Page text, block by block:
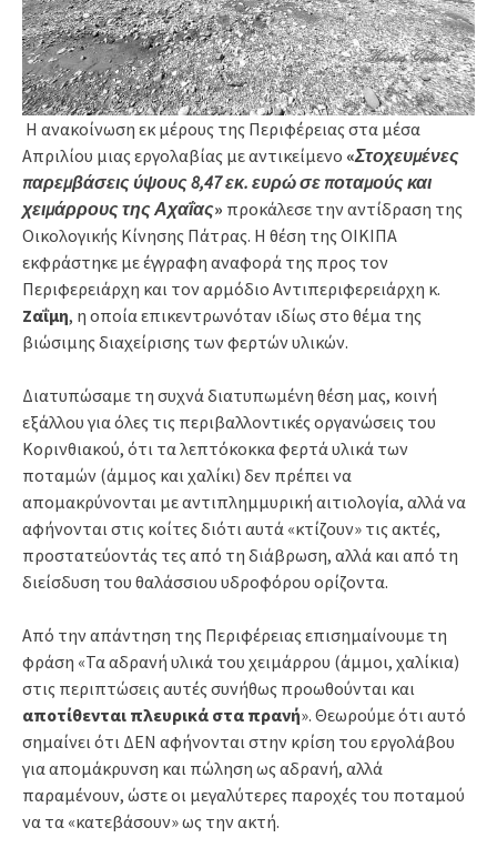
Η ανακοίνωση εκ μέρους της Περιφέρειας στα μέσα
Απριλίου μιας εργολαβίας με αντικείμενο «Στοχευμένες
παρεμβάσεις ύψους 8,47 εκ. ευρώ σε ποταμούς και
χειμάρρους της Αχαΐας» προκάλεσε την αντίδραση της
Οικολογικής Κίνησης Πάτρας. Η θέση της ΟΙΚΙΠΑ
εκφράστηκε με έγγραφη αναφορά της προς τον
Περιφερειάρχη και τον αρμόδιο Αντιπεριφερειάρχη κ.
Ζαΐμη, η οποία επικεντρωνόταν ιδίως στο θέμα της
βιώσιμης διαχείρισης των φερτών υλικών.
Διατυπώσαμε τη συχνά διατυπωμένη θέση μας, κοινή
εξάλλου για όλες τις περιβαλλοντικές οργανώσεις του
Κορινθιακού, ότι τα λεπτόκοκκα φερτά υλικά των
ποταμών (άμμος και χαλίκι) δεν πρέπει να
απομακρύνονται με αντιπλημμυρική αιτιολογία, αλλά να
αφήνονται στις κοίτες διότι αυτά «κτίζουν» τις ακτές,
προστατεύοντάς τες από τη διάβρωση, αλλά και από τη
διείσδυση του θαλάσσιου υδροφόρου ορίζοντα.
Από την απάντηση της Περιφέρειας επισημαίνουμε τη
φράση «Τα αδρανή υλικά του χειμάρρου (άμμοι, χαλίκια)
στις περιπτώσεις αυτές συνήθως προωθούνται και
αποτίθενται πλευρικά στα πρανή». Θεωρούμε ότι αυτό
σημαίνει ότι ΔΕΝ αφήνονται στην κρίση του εργολάβου
για απομάκρυνση και πώληση ως αδρανή, αλλά
παραμένουν, ώστε οι μεγαλύτερες παροχές του ποταμού
να τα «κατεβάσουν» ως την ακτή.